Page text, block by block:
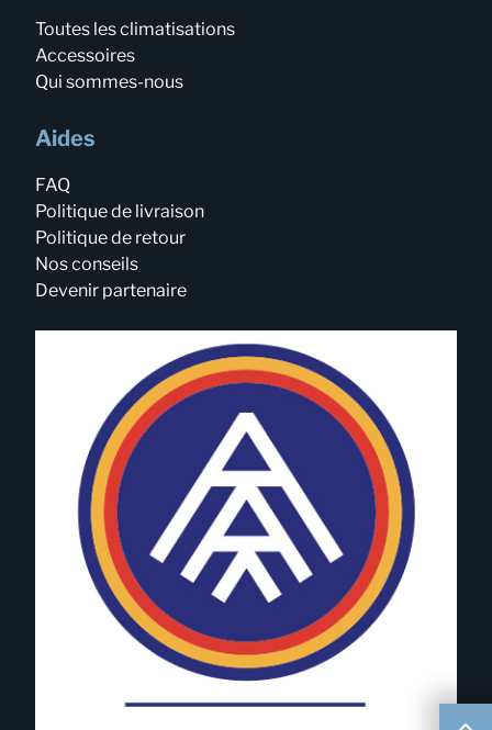
Toutes les climatisations
Accessoires
Qui sommes-nous
Aides
FAQ
Politique de livraison
Politique de retour
Nos conseils
Devenir partenaire